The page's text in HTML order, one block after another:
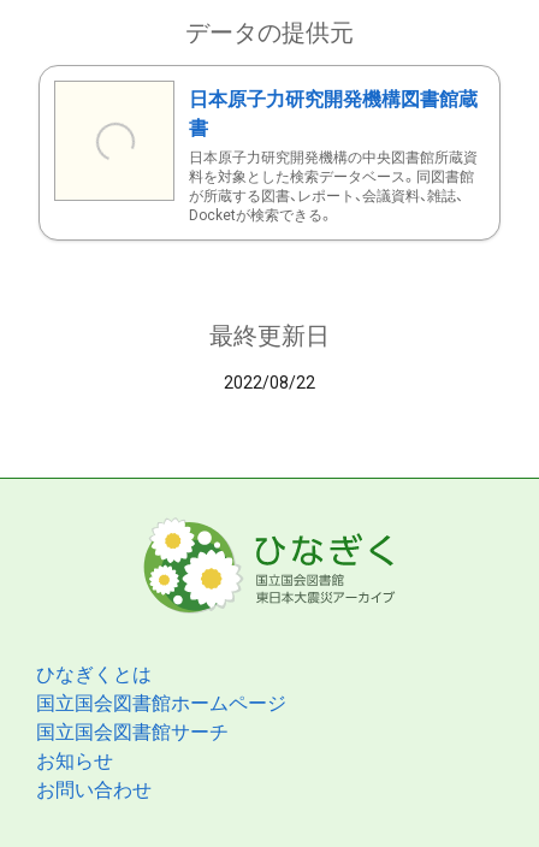
データの提供元
日本原子力研究開発機構図書館蔵
書
日本原子力研究開発機構の中央図書館所蔵資
料を対象とした検索データベース。同図書館
が所蔵する図書、レポート、会議資料、雑誌、
Docketが検索できる。
最終更新日
2022/08/22
ひなぎくとは
国立国会図書館ホームページ
国立国会図書館サーチ
お知らせ
お問い合わせ